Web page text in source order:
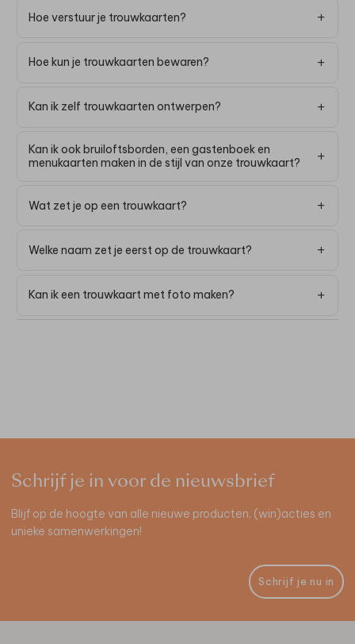
Hoe verstuur je trouwkaarten?
Hoe kun je trouwkaarten bewaren?
Kan ik zelf trouwkaarten ontwerpen?
Kan ik ook bruiloftsborden, een gastenboek en
menukaarten maken in de stijl van onze trouwkaart?
Wat zet je op een trouwkaart?
Welke naam zet je eerst op de trouwkaart?
Kan ik een trouwkaart met foto maken?
Schrijf je in voor de nieuwsbrief
Blijf op de hoogte van alle nieuwe producten, (win)acties en
unieke samenwerkingen!
Schrijf je nu in